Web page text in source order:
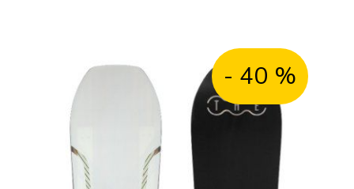
DESTOCKAGE- 40 %